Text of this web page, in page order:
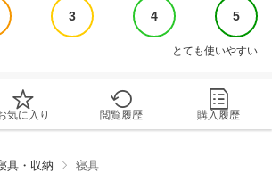
3 4 5
とても使いやすい
気に入り 閲覧履歴 購入履歴
具・収納 寝具